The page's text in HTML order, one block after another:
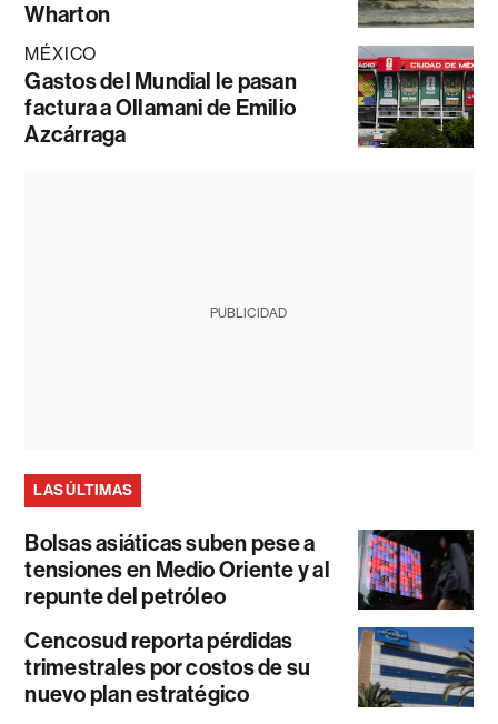
Wharton
MÉXICO
Gastos del Mundial le pasan
factura a Ollamani de Emilio
Azcárraga
PUBLICIDAD
LAS ÚLTIMAS
Bolsas asiáticas suben pese a
tensiones en Medio Oriente y al
repunte del petróleo
Cencosud reporta pérdidas
trimestrales por costos de su
nuevo plan estratégico